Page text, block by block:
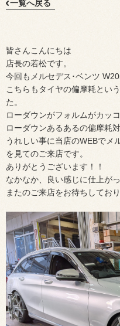
一覧へ戻る
皆さんこんにちは
店長の若松です。
今回もメルセデス･ベンツ
こちらもタイヤの偏摩耗とい
た。
ローダウンがフォルムがカッ
ローダウンあるあるの偏摩耗
うれしい事に当店のWEBでメ
を見てのご来店です。
ありがとうございます！！
なかなか、良い感じに仕上が
またのご来店をお待ちしており